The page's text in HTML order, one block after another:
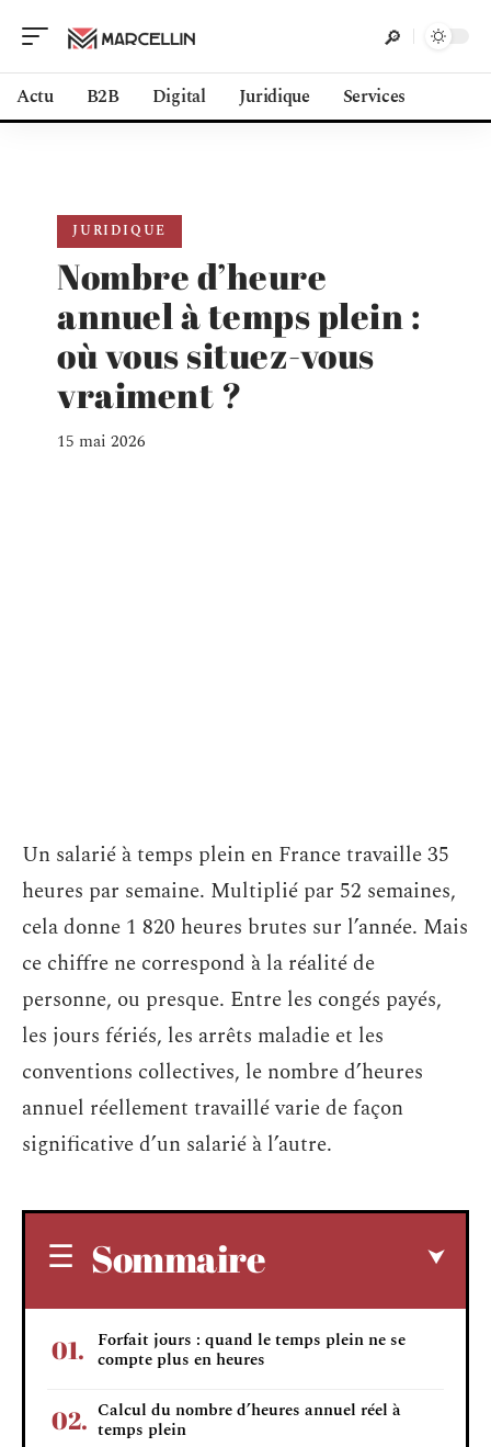
Actu B2B Digital Juridique Services
JURIDIQUE
Nombre d’heure
annuel à temps plein :
où vous situez-vous
vraiment ?
15 mai 2026
Un salarié à temps plein en France travaille 35
heures par semaine. Multiplié par 52 semaines,
cela donne 1 820 heures brutes sur l’année. Mais
ce chiffre ne correspond à la réalité de
personne, ou presque. Entre les congés payés,
les jours fériés, les arrêts maladie et les
conventions collectives, le nombre d’heures
annuel réellement travaillé varie de façon
significative d’un salarié à l’autre.
Sommaire
Forfait jours : quand le temps plein ne se
compte plus en heures
Calcul du nombre d’heures annuel réel à
temps plein